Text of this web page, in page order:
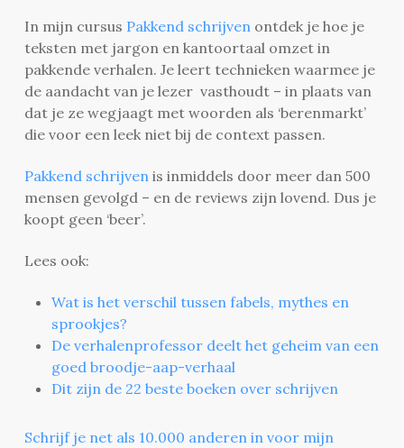
In mijn cursus Pakkend schrijvenontdek je hoe je
teksten met jargon en kantoortaal omzet in
pakkende verhalen. Je leert technieken waarmee je
de aandacht van je lezer vasthoudt – in plaats van
dat je ze wegjaagt met woorden als ‘berenmarkt’
die voor een leek niet bij de context passen.
Pakkend schrijvenis inmiddels door meer dan 500
mensen gevolgd – en de reviews zijn lovend. Dus je
koopt geen ‘beer’.
Lees ook:
Wat is het verschil tussen fabels, mythes en
sprookjes?
De verhalenprofessor deelt het geheim van een
goed broodje-aap-verhaal
Dit zijn de 22 beste boeken over schrijven
Schrijf je net als 10.000 anderen in voor mijn